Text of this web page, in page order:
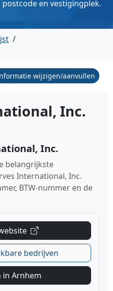
en vestigingplek.
/
wijzigen/aanvullen
Inc.
Inc.
belangrijkste
International, Inc.
BTW-nummer en de
bedrijven
in Arnhem